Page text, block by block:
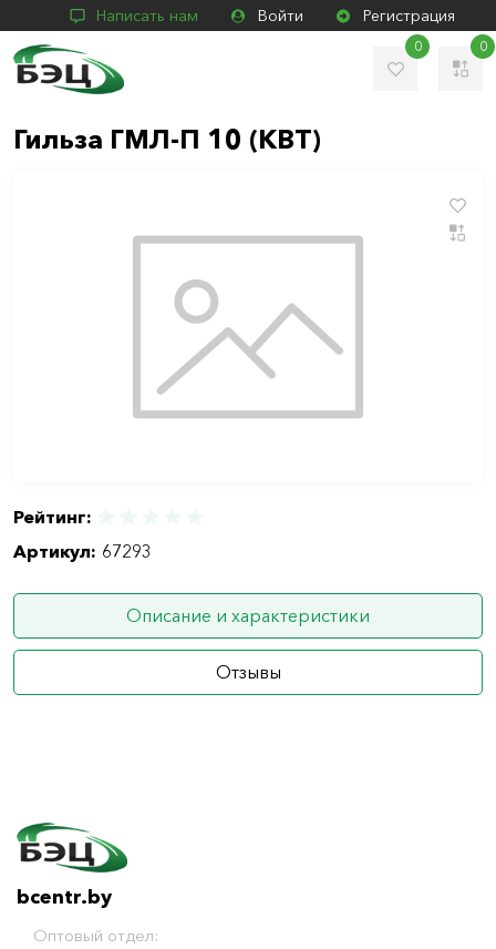
Написать нам Войти Регистрация
0 0
Гильза ГМЛ-П 10 (КВТ)
Рейтинг:
Артикул: 67293
Описание и характеристики
Отзывы
bcentr.by
Оптовый отдел: